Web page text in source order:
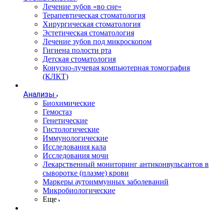
Лечение зубов «во сне»
Терапевтическая стоматология
Хирургическая стоматология
Эстетическая стоматология
Лечение зубов под микроскопом
Гигиена полости рта
Детская стоматология
Конусно-лучевая компьютерная томография
(КЛКТ)
Анализы
Биохимические
Гемостаз
Генетические
Гистологические
Иммунологические
Исследования кала
Исследования мочи
Лекарственный мониторинг антиконвульсантов в
сыворотке (плазме) крови
Маркеры аутоиммунных заболеваний
Микробиологические
Еще